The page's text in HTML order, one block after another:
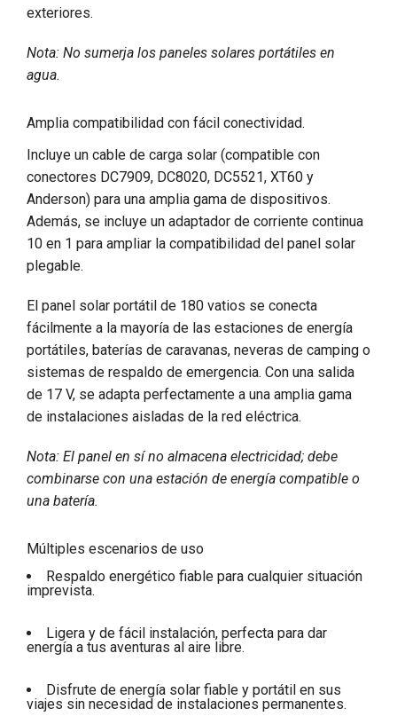
exteriores.
Nota: No sumerja los paneles solares portátiles en
agua.
Amplia compatibilidad con fácil conectividad.
Incluye un cable de carga solar (compatible con
conectores DC7909, DC8020, DC5521, XT60 y
Anderson) para una amplia gama de dispositivos.
Además, se incluye un adaptador de corriente continua
10 en 1 para ampliar la compatibilidad del panel solar
plegable.
El panel solar portátil de 180 vatios se conecta
fácilmente a la mayoría de las estaciones de energía
portátiles, baterías de caravanas, neveras de camping o
sistemas de respaldo de emergencia. Con una salida
de 17 V, se adapta perfectamente a una amplia gama
de instalaciones aisladas de la red eléctrica.
Nota: El panel en sí no almacena electricidad; debe
combinarse con una estación de energía compatible o
una batería.
Múltiples escenarios de uso
Respaldo energético fiable para cualquier situación
imprevista.
Ligera y de fácil instalación, perfecta para dar
energía a tus aventuras al aire libre.
Disfrute de energía solar fiable y portátil en sus
viajes sin necesidad de instalaciones permanentes.